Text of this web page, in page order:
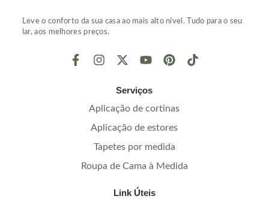
Leve o conforto da sua casa ao mais alto nível. Tudo para o seu
lar, aos melhores preços.
Serviços
Aplicação de cortinas
Aplicação de estores
Tapetes por medida
Roupa de Cama à Medida
Link Úteis